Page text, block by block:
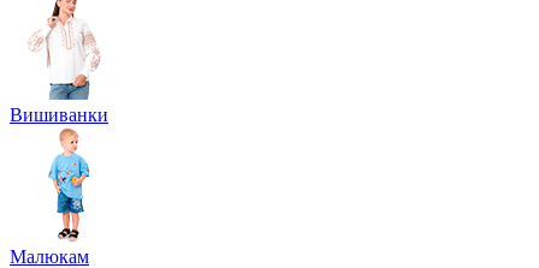
Вишиванки
Малюкам